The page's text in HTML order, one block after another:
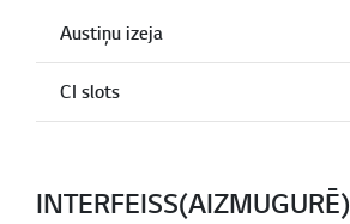
Austiņu izeja
CI slots
INTERFEISS(AIZMUGURĒ)